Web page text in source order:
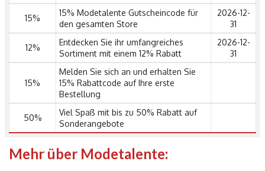
15%
15% Modetalente Gutscheincode für
den gesamten Store
2026-12-
31
12%
Entdecken Sie ihr umfangreiches
Sortiment mit einem 12% Rabatt
2026-12-
31
15%
Melden Sie sich an und erhalten Sie
15% Rabattcode auf Ihre erste
Bestellung
50%
Viel Spaß mit bis zu 50% Rabatt auf
Sonderangebote
Mehr über Modetalente: